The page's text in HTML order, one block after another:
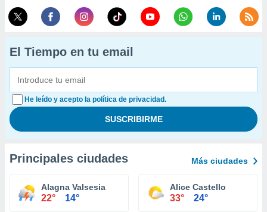
El Tiempo en tu email
He leído y acepto la política de privacidad.
Principales ciudades Más ciudades
Alagna Valsesia
22° 14°
Alice Castello
33° 24°